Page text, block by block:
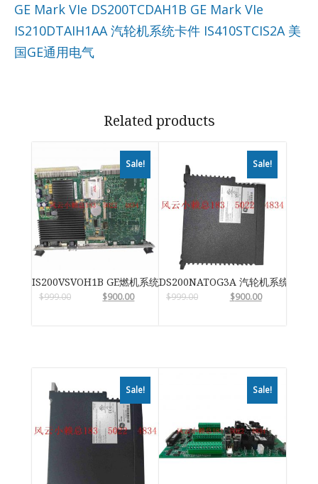
GE Mark VIe DS200TCDAH1B GE Mark VIe
IS210DTAIH1AA 汽轮机系统卡件 IS410STCIS2A 美
国GE通用电气
Related products
Sale!
IS200VSVOH1B GE燃机系统
$999.00 $900.00
Sale!
DS200NATOG3A 汽轮机系统卡件
$999.00 $900.00
Sale! Sale!